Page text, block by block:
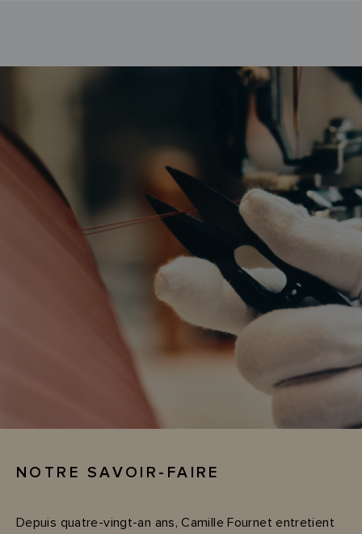
NOTRE SAVOIR-FAIRE
Depuis quatre-vingt-an ans, Camille Fournet entretient